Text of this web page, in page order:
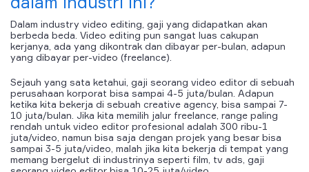
Dalam industry video editing, gaji yang didapatkan akan
berbeda beda. Video editing pun sangat luas cakupan
kerjanya, ada yang dikontrak dan dibayar per-bulan, adapun
yang dibayar per-video (freelance).
Sejauh yang sata ketahui, gaji seorang video editor di sebuah
perusahaan korporat bisa sampai 4-5 juta/bulan. Adapun
ketika kita bekerja di sebuah creative agency, bisa sampai 7-
10 juta/bulan. Jika kita memilih jalur freelance, range paling
rendah untuk video editor profesional adalah 300 ribu-1
juta/video, namun bisa saja dengan projek yang besar bisa
sampai 3-5 juta/video, malah jika kita bekerja di tempat yang
memang bergelut di industrinya seperti film, tv ads, gaji